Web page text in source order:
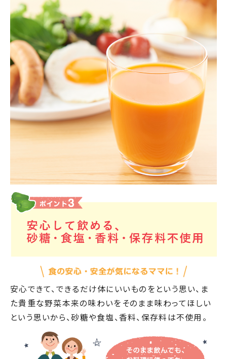
安心できて、できるだけ体にいいものをという思い、ま
た貴重な野菜本来の味わいをそのまま味わってほしい
という思いから、砂糖や食塩、香料、保存料は不使用。